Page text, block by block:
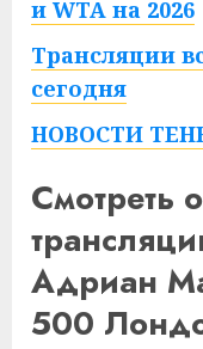
и WTA на 2026
Трансляции
сегодня
НОВОСТИ
Смотреть
Адриан
500